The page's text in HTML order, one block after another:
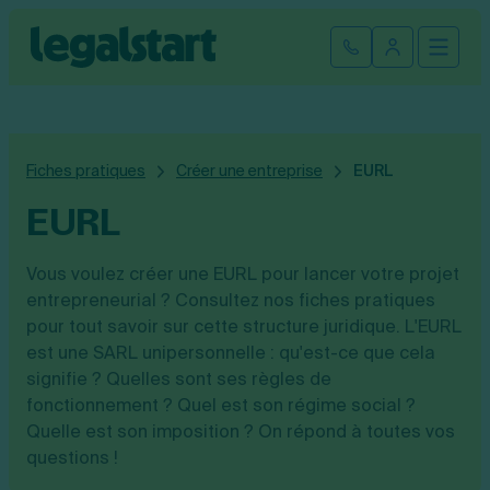
Legalstart
Par statut juridique
Créer une SASU
Créer une SARL
Créer une EURL
Devenir auto-entrepreneur
Créer une entreprise individuelle
Créer une SCI
Créer une association
Par métier
Conseil/finance
Transfert de siège social
Changement de dénomination sociale
Changement de président
Changement d’activité
Transformation SARL en SAS
Transformation d’une SAS en SARL
Modification association
Modification auto-entreprise
Comptabilité
Par statut
SASU
EURL
SARL
SCI
Tarifs
Fiches pratiques
Création d'entreprise
Se
Fiches pratiques Créer une entreprise EURL
EURL
Vous voulez créer une EURL pour lancer votre projet
entrepreneurial ? Consultez nos fiches pratiques
pour tout savoir sur cette structure juridique. L'EURL
est une SARL unipersonnelle : qu'est-ce que cela
signifie ? Quelles sont ses règles de
fonctionnement ? Quel est son régime social ?
Quelle est son imposition ? On répond à toutes vos
questions !